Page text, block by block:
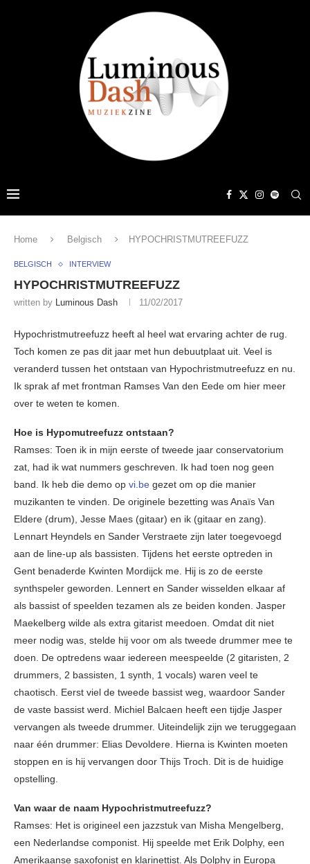
Home Belgisch HYPOCHRISTMUTREEFUZZ
BELGISCH INTERVIEW
HYPOCHRISTMUTREEFUZZ
written by Luminous Dash 11/02/2017
Hypochristmutreefuzz heeft al heel wat ervaring achter de rug.
Toch komen ze pas dit jaar met hun debuutplaat uit. Veel is
veranderd tussen het ontstaan van Hypochristmutreefuzz en nu.
Ik sprak af met frontman Ramses Van den Eede om hier meer
over te weten te komen.
Hoe is Hypomutreefuzz ontstaan?
Ramses: Toen ik in mijn eerste of tweede jaar conservatorium
zat, had ik wat nummers geschreven. Ik had toen nog geen
band. Ik heb die demo op vi.be gezet om op die manier
muzikanten te vinden. De originele bezetting was Anaïs Van
Eldere (drum), Jesse Maes (gitaar) en ik (gitaar en zang).
Lennart Heyndels en Sander Verstraete zijn later toegevoegd
aan de line-up als bassisten. Tijdens het eerste optreden in
Gent benaderde Kwinten Mordijck me. Hij is zo de eerste
synthspeler geworden. Lennert en Sander wisselden elkaar af
als bassist of speelden tezamen als ze beiden konden. Jasper
Maekelberg wilde als extra gitarist meedoen. Omdat dit niet
meer nodig was, stelde hij voor om als tweede drummer mee te
doen. De optredens waar iedereen meespeelde (2 gitaristen, 2
drummers, 2 bassisten, 1 synth, 1 vocals) waren veel te
chaotisch. Eerst viel de tweede bassist weg, waardoor Sander
de vaste bassist werd. Michiel Balcaen heeft een tijdje Jasper
vervangen als tweede drummer. Uiteindelijk zijn we teruggegaan
naar één drummer: Elias Devoldere. Hierna is Kwinten moeten
stoppen en is hij vervangen door Thijs Troch. Dit is de huidige
opstelling.
Van waar de naam Hypochristmutreefuzz?
Ramses: Het is origineel een jazzstuk van Misha Mengelberg,
een Nederlandse componist. Hij speelde met Erik Dolphy, een
Amerikaanse saxofonist en klarinettist. Als Dolphy in Europa